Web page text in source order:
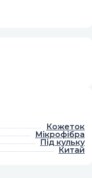
Кожеток
Мікрофібра
Під кульку
Китай